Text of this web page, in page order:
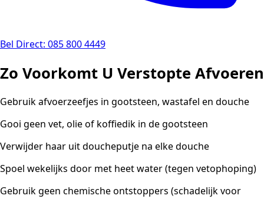
Bel Direct: 085 800 4449
Zo Voorkomt U Verstopte Afvoeren
Gebruik afvoerzeefjes in gootsteen, wastafel en douche
Gooi geen vet, olie of koffiedik in de gootsteen
Verwijder haar uit doucheputje na elke douche
Spoel wekelijks door met heet water (tegen vetophoping)
Gebruik geen chemische ontstoppers (schadelijk voor